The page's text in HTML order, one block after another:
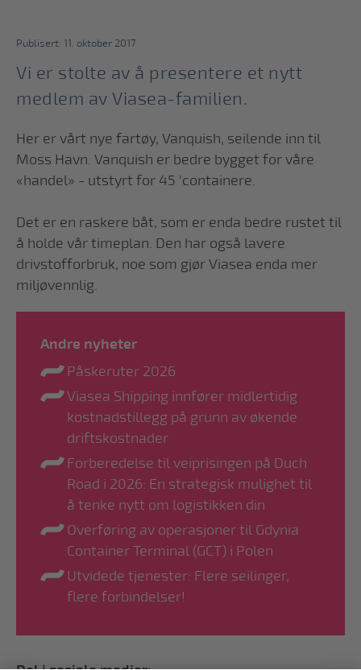
Publisert: 11. oktober 2017
Vi er stolte av å presentere et nytt
medlem av Viasea-familien.
Her er vårt nye fartøy, Vanquish, seilende inn til
Moss Havn. Vanquish er bedre bygget for våre
«handel» - utstyrt for 45 'containere.
Det er en raskere båt, som er enda bedre rustet til
å holde vår timeplan. Den har også lavere
drivstofforbruk, noe som gjør Viasea enda mer
miljøvennlig.
Andre nyheter
Påskeruter 2026
Viasea Shipping innfører midlertidig
kostnadstillegg på grunn av økende
driftskostnader
Forberedelse til veiprisingen på Duch
Road i 2026: En strategisk mulighet til
å tenke nytt om logistikken din
Overføring av operasjoner til Gdynia
Container Terminal (GCT) i Polen
Utvidede tjenester: Flere seilinger,
flere forbindelser!